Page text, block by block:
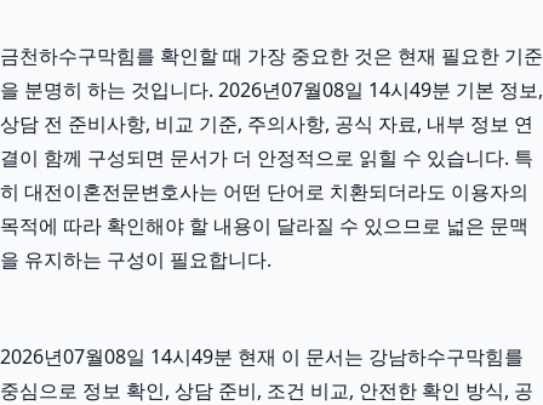
금천하수구막힘를 확인할 때 가장 중요한 것은 현재 필요한 기준
을 분명히 하는 것입니다. 2026년07월08일 14시49분 기본 정보,
상담 전 준비사항, 비교 기준, 주의사항, 공식 자료, 내부 정보 연
결이 함께 구성되면 문서가 더 안정적으로 읽힐 수 있습니다. 특
히 대전이혼전문변호사는 어떤 단어로 치환되더라도 이용자의
목적에 따라 확인해야 할 내용이 달라질 수 있으므로 넓은 문맥
을 유지하는 구성이 필요합니다.
2026년07월08일 14시49분 현재 이 문서는 강남하수구막힘를
중심으로 정보 확인, 상담 준비, 조건 비교, 안전한 확인 방식, 공